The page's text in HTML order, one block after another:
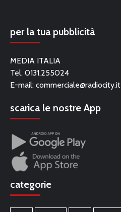
per la tua pubblicità
MEDIA ITALIA
Tel. 0131.255024
E-mail: commerciale@radiocity.it
scarica le nostre App
categorie